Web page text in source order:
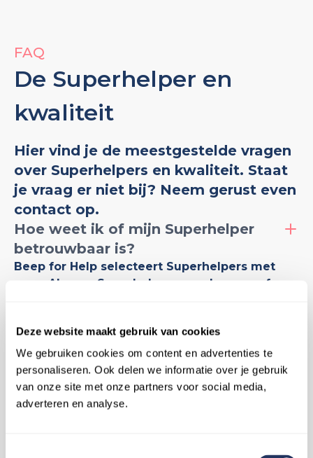
Deze website maakt gebruik van cookies
We gebruiken cookies om content en advertenties te
personaliseren. Ook delen we informatie over je gebruik
van onze site met onze partners voor social media,
adverteren en analyse.
FAQ
De Superhelper en
kwaliteit
Hier vind je de meestgestelde vragen
over Superhelpers en kwaliteit. Staat
je vraag er niet bij? Neem gerust even
contact op.
Hoe weet ik of mijn Superhelper
betrouwbaar is?
Beep for Help selecteert Superhelpers met
zorg. Al onze Superhelpers worden vooraf
Als die akkoord is, kan de Superhelper
beginnen met zijn of haar training. Na een
succesvolle afronding kan de Superhelper aan
de slag.